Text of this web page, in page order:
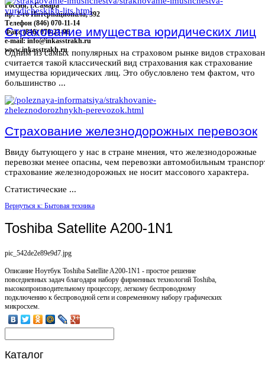
Россия, г.Самара
пр. 2-го Интернационала, 392
Телефон (846) 070-11-14
Факс (846) 070-23-96
e-mail: info@inkasstrakh.ru
www.inkasstrakh.ru
Страхование имущества юридических лиц
Одним из самых популярных на страховом рынке видов
считается такой классический вид страхования как страхование
имущества юридических лиц. Это обусловлено тем фактом, что
большинство ...
Страхование железнодорожных перевозок
Ввиду бытующего у нас в стране мнения, что железнодорожные
перевозки менее опасны, чем перевозки автомобильным
страхование железнодорожных не носит массового характера.
Статистические ...
Вернуться к: Бытовая техника
Toshiba Satellite A200-1N1
pic_542de2e89e9d7.jpg
Описание Ноутбук Toshiba Satellite A200-1N1 - простое решение
повседневных задач благодаря набору фирменных технологий Toshiba,
высокопроизводительному процессору, легкому беспроводному
подключению к беспроводной сети и современному набору графических
микросхем.
Каталог